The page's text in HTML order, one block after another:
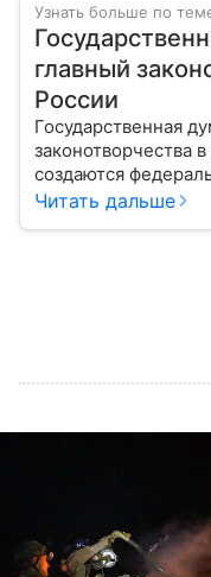
Узнать больше по
главный
России
Государственная
законотворчества
создаются
жизни каждого
Читать дальше